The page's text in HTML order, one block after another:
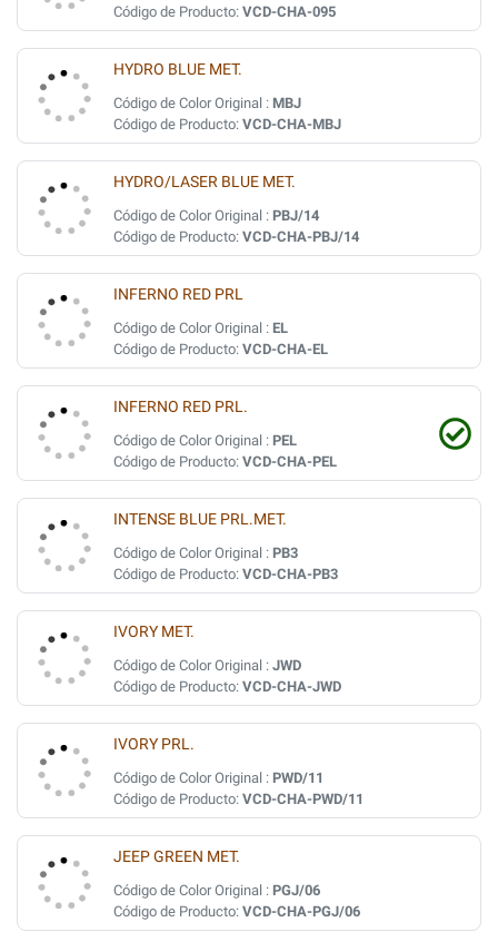
Código de Producto: VCD-CHA-095
HYDRO BLUE MET.
Código de Color Original : MBJ
Código de Producto: VCD-CHA-MBJ
HYDRO/LASER BLUE MET.
Código de Color Original : PBJ/14
Código de Producto: VCD-CHA-PBJ/14
INFERNO RED PRL
Código de Color Original : EL
Código de Producto: VCD-CHA-EL
INFERNO RED PRL.
Código de Color Original : PEL
Código de Producto: VCD-CHA-PEL
INTENSE BLUE PRL.MET.
Código de Color Original : PB3
Código de Producto: VCD-CHA-PB3
IVORY MET.
Código de Color Original : JWD
Código de Producto: VCD-CHA-JWD
IVORY PRL.
Código de Color Original : PWD/11
Código de Producto: VCD-CHA-PWD/11
JEEP GREEN MET.
Código de Color Original : PGJ/06
Código de Producto: VCD-CHA-PGJ/06